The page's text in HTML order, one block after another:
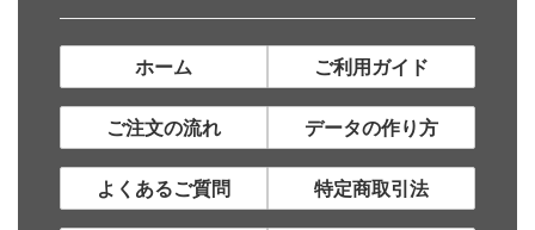
ホーム ご利用ガイド
ご注文の流れ データの作り方
よくあるご質問 特定商取引法